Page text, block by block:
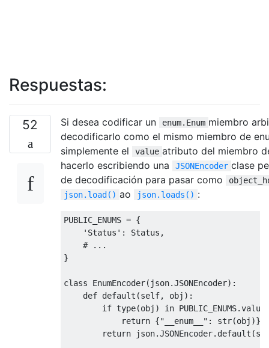
Respuestas:
52 Si desea codificar un enum.Enum miembro
decodificarlo como el mismo miembro de
simplemente el
value atributo del miembro
hacerlo escribiendo una
JSONEncoder clase
de decodificación para pasar como
json.load() ao json.loads() :
PUBLIC_ENUMS = {
'Status' : Status,
# ...
}
class EnumEncoder( json.JSONEncoder):
def default (self, obj ):
if type(obj) in
return {"__enum__" : str(obj)}
return